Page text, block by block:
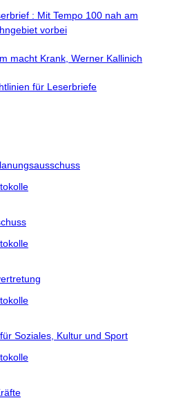
: Mit Tempo 100 nah am
vorbei
macht Krank, Werner Kallinich
für Leserbriefe
Soziales, Kultur und Sport